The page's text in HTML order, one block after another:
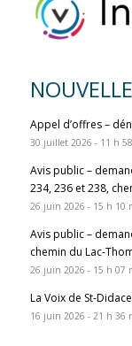
Appel d’offres –
30 juillet 2026 - 11 h
Avis public –
234, 236 et 238,
26 juin 2026 - 15 h 10
Avis public –
chemin du Lac-
26 juin 2026 - 15 h 07
La Voix de St-
16 juin 2026 - 21 h 36